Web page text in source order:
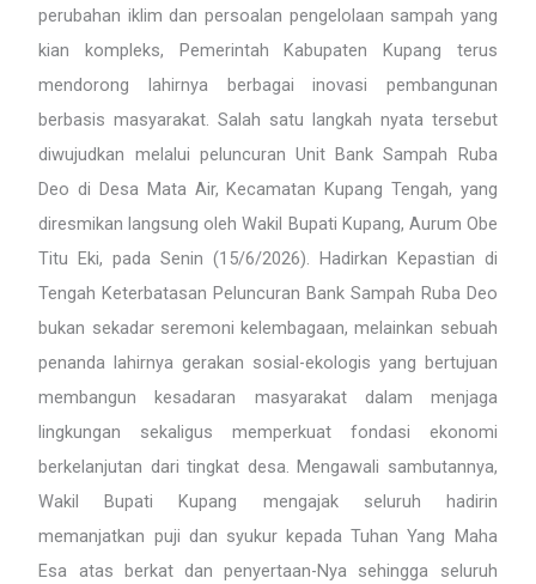
perubahan iklim dan persoalan pengelolaan sampah yang
kian kompleks, Pemerintah Kabupaten Kupang terus
mendorong lahirnya berbagai inovasi pembangunan
berbasis masyarakat. Salah satu langkah nyata tersebut
diwujudkan melalui peluncuran Unit Bank Sampah Ruba
Deo di Desa Mata Air, Kecamatan Kupang Tengah, yang
diresmikan langsung oleh Wakil Bupati Kupang, Aurum Obe
Titu Eki, pada Senin (15/6/2026). Hadirkan Kepastian di
Tengah Keterbatasan Peluncuran Bank Sampah Ruba Deo
bukan sekadar seremoni kelembagaan, melainkan sebuah
penanda lahirnya gerakan sosial-ekologis yang bertujuan
membangun kesadaran masyarakat dalam menjaga
lingkungan sekaligus memperkuat fondasi ekonomi
berkelanjutan dari tingkat desa. Mengawali sambutannya,
Wakil Bupati Kupang mengajak seluruh hadirin
memanjatkan puji dan syukur kepada Tuhan Yang Maha
Esa atas berkat dan penyertaan-Nya sehingga seluruh